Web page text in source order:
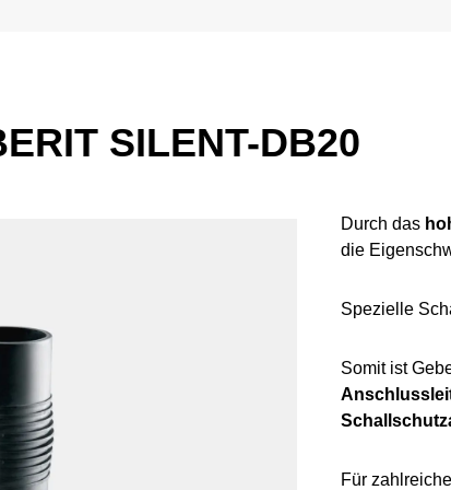
SILENT-DB20
Durch das
die
Spezielle
Somit ist
Für